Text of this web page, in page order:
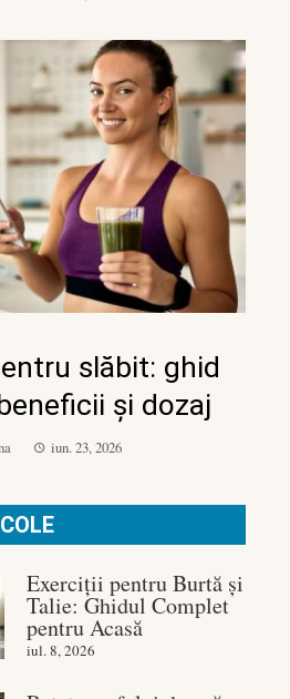
slăbit: ghid
și dozaj
iun. 23, 2026
Exerciții pentru Burtă și
Talie: Ghidul Complet
pentru Acasă
iul. 8, 2026